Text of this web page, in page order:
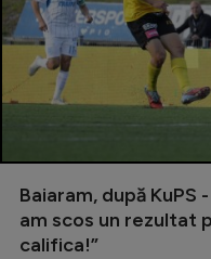
Baiaram, după KuPS
am scos un rezultat
califica!”